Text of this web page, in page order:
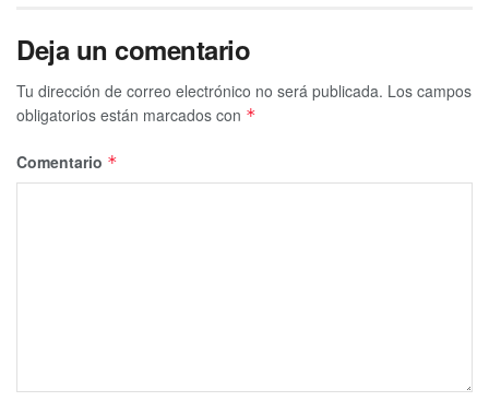
Deja un comentario
Tu dirección de correo electrónico no será publicada. Los campos
obligatorios están marcados con *
Comentario *